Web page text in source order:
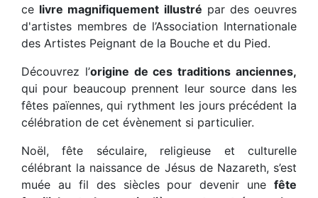
ce livre magnifiquement illustré par des oeuvres
d'artistes membres de l’Association Internationale
des Artistes Peignant de la Bouche et du Pied.
Découvrez l’origine de ces traditions anciennes,
qui pour beaucoup prennent leur source dans les
fêtes païennes, qui rythment les jours précédent la
célébration de cet évènement si particulier.
Noël, fête séculaire, religieuse et culturelle
célébrant la naissance de Jésus de Nazareth, s’est
muée au fil des siècles pour devenir une fête